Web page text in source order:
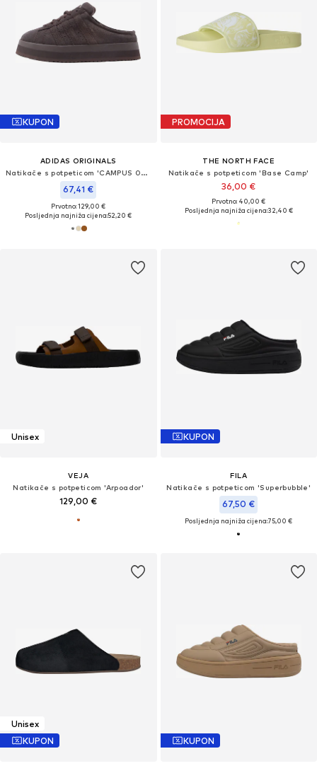
KUPON
ADIDAS ORIGINALS
Natikače s potpeticom 'CAMPUS 00s'
67,41 €
Prvotno: 129,00 €
Posljednja najniža cijena:52,20 €
PROMOCIJA
THE NORTH FACE
Natikače s potpeticom 'Base Camp'
36,00 €
Prvotno: 40,00 €
Posljednja najniža cijena:32,40 €
Unisex
VEJA
Natikače s potpeticom 'Arpoador'
129,00 €
KUPON
FILA
Natikače s potpeticom 'Superbubble'
67,50 €
Posljednja najniža cijena:75,00 €
Unisex
KUPON
KUPON